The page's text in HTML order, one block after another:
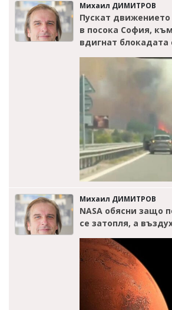
Михаил ДИМИТРОВ
Пускат
в посока София,
вдигнат блокадата
Михаил ДИМИТРОВ
NASA обясни защо
се затопля, а